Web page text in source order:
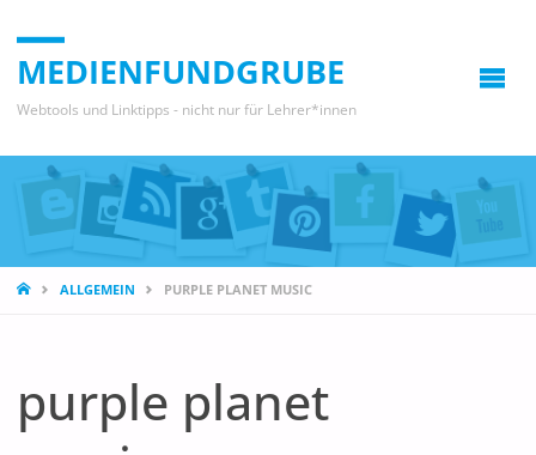
MEDIENFUNDGRUBE
Webtools und Linktipps - nicht nur für Lehrer*innen
STARTALLGEMEIN PURPLE PLANET MUSIC
purple planet